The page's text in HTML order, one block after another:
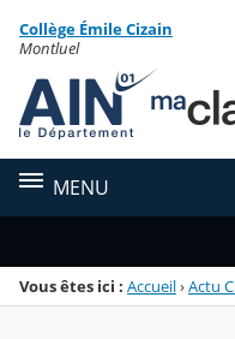
Menu de la rubrique
Contenu
Collège Émile Cizain
Montluel
MENU
Vous êtes ici : Accueil›Actu